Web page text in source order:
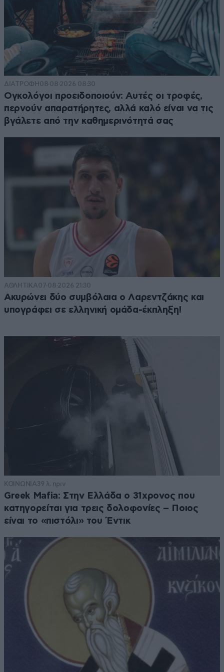
ΔΙΑΤΡΟΦΗ 08·08·2026 08:30
Ογκολόγοι προειδοποιούν: Αυτές οι τροφές,
περνούν απαρατήρητες, αλλά καλό είναι να τις
βγάλετε από την καθημερινότητά σας
ΑΘΛΗΤΙΚΑ07·08·2026 21:30
Ακυρώνει δύο συμβόλαια ο Λαρεντζάκης και
υπογράφει σε ελληνική ομάδα-έκπληξη!
ΚΟΙΝΩΝΙΑ39 λ. πριν
Greek Mafia: Στην Ελλάδα ο 31χρονος που
κατηγορείται για τρεις δολοφονίες – Ποιος
είναι το «πιστόλι» του Έντικ